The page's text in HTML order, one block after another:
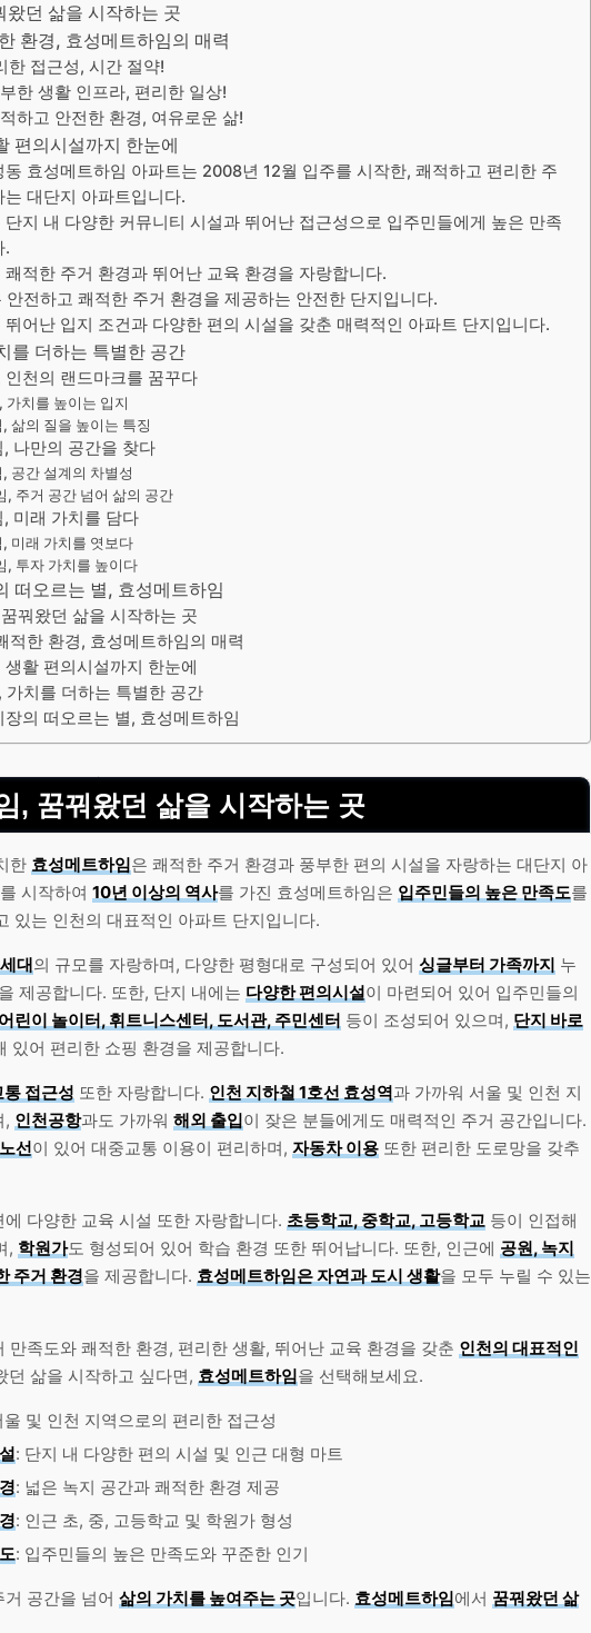
던 삶을 시작하는 곳
환경, 효성메트하임의 매력
한 접근성, 시간 절약!
한 생활 인프라, 편리한 일상!
하고 안전한 환경, 여유로운 삶!
편의시설까지 한눈에
동 효성메트하임 아파트는 2008년 12월 입주를 시작한, 쾌적하고 편리한 주
대단지 아파트입니다.
단지 내 다양한 커뮤니티 시설과 뛰어난 접근성으로 입주민들에게 높은 만족
.
쾌적한 주거 환경과 뛰어난 교육 환경을 자랑합니다.
안전하고 쾌적한 주거 환경을 제공하는 안전한 단지입니다.
뛰어난 입지 조건과 다양한 편의 시설을 갖춘 매력적인 아파트 단지입니다.
를 더하는 특별한 공간
인천의 랜드마크를 꿈꾸다
가치를 높이는 입지
삶의 질을 높이는 특징
나만의 공간을 찾다
공간 설계의 차별성
, 주거 공간 넘어 삶의 공간
미래 가치를 담다
미래 가치를 엿보다
, 투자 가치를 높이다
떠오르는 별, 효성메트하임
꿔왔던 삶을 시작하는 곳
적한 환경, 효성메트하임의 매력
활 편의시설까지 한눈에
가치를 더하는 특별한 공간
장의 떠오르는 별, 효성메트하임
, 꿈꿔왔던 삶을 시작하는 곳
한 효성메트하임은 쾌적한 주거 환경과 풍부한 편의 시설을 자랑하는 대단지 아
시작하여 10년 이상의 역사를 가진 효성메트하임은 입주민들의 높은 만족도를
있는 인천의 대표적인 아파트 단지입니다.
대의 규모를 자랑하며, 다양한 평형대로 구성되어 있어 싱글부터 가족까지 누
제공합니다. 또한, 단지 내에는 다양한 편의시설이 마련되어 있어 입주민들의
어린이 놀이터, 휘트니스센터, 도서관, 주민센터 등이 조성되어 있으며, 단지 바로
있어 편리한 쇼핑 환경을 제공합니다.
접근성 또한 자랑합니다. 인천 지하철 1호선 효성역과 가까워 서울 및 인천 지
, 인천공항과도 가까워 해외 출입이 잦은 분들에게도 매력적인 주거 공간입니다.
선이 있어 대중교통 이용이 편리하며, 자동차 이용 또한 편리한 도로망을 갖추
다양한 교육 시설 또한 자랑합니다. 초등학교, 중학교, 고등학교 등이 인접해
, 학원가도 형성되어 있어 학습 환경 또한 뛰어납니다. 또한, 인근에 공원, 녹지
주거 환경을 제공합니다. 효성메트하임은 자연과 도시 생활을 모두 누릴 수 있는
만족도와 쾌적한 환경, 편리한 생활, 뛰어난 교육 환경을 갖춘 인천의 대표적인
던 삶을 시작하고 싶다면, 효성메트하임을 선택해보세요.
울 및 인천 지역으로의 편리한 접근성
: 단지 내 다양한 편의 시설 및 인근 대형 마트
: 넓은 녹지 공간과 쾌적한 환경 제공
: 인근 초, 중, 고등학교 및 학원가 형성
: 입주민들의 높은 만족도와 꾸준한 인기
공간을 넘어 삶의 가치를 높여주는 곳입니다. 효성메트하임에서 꿈꿔왔던 삶